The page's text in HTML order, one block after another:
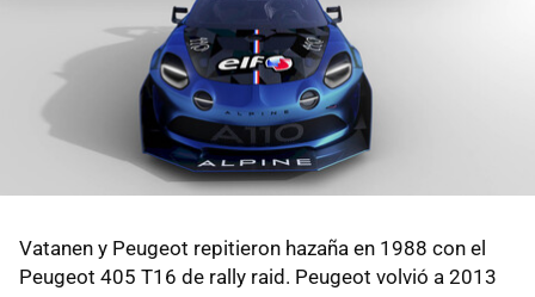
Vatanen y Peugeot repitieron hazaña en 1988 con el
Peugeot 405 T16 de rally raid. Peugeot volvió a 2013